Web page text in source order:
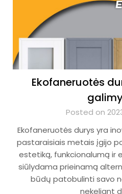
Ekofaneruotės
Posted on
Ekofaneruotės durys yra
pastaraisiais metais įgijo
estetiką, funkcionalumą ir
siūlydama prieinamą
būdų patobulinti savo
nekeliant